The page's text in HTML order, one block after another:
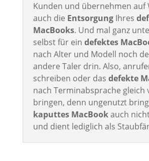
Kunden und übernehmen auf
auch die EntsorgungIhres
MacBooks. Und mal ganz
selbst für ein defektes
nach Alter und Modell noch
andere Taler drin. Also,
schreiben oder das defekte
nach Terminabsprache gleich
bringen, denn ungenutzt
kaputtes MacBookauch
und dient lediglich als